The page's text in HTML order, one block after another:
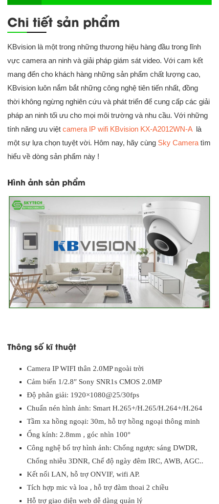
Chi tiết sản phẩm
KBvision là một trong những thương hiệu hàng đầu trong lĩnh
vực camera an ninh và giải pháp giám sát video. Với cam kết
mang đến cho khách hàng những sản phẩm chất lượng cao,
KBvision luôn nắm bắt những công nghệ tiên tiến nhất, đồng
thời không ngừng nghiên cứu và phát triển để cung cấp các giải
pháp an ninh tối ưu cho mọi môi trường và nhu cầu. Với những
tính năng ưu việt camera IP wifi KBvision KX-A2012WN-A là
một sự lựa chọn tuyệt vời. Hôm nay, hãy cùng Sky Camera tìm
hiểu về dòng sản phẩm này !
Hình ảnh sản phẩm
Thông số kĩ thuật
Camera IP WIFI thân 2.0MP ngoài trời
Cảm biến 1/2.8″ Sony SNR1s CMOS 2.0MP
Độ phân giải: 1920×1080@25/30fps
Chuẩn nén hình ảnh: Smart H.265+/H.265/H.264+/H.264
Tầm xa hồng ngoại: 30m, hỗ trợ hồng ngoại thông minh
Ống kính: 2.8mm , góc nhìn 100°
Công nghệ bổ trợ hình ảnh: Chống ngược sáng DWDR,
Chống nhiễu 3DNR, Chế độ ngày đêm IRC, AWB, AGC..
Kết nối LAN, hỗ trợ ONVIF, wifi AP.
Tích hợp mic và loa , hỗ trợ đàm thoai 2 chiều
Hỗ trợ giao diện web dễ dàng quản lý